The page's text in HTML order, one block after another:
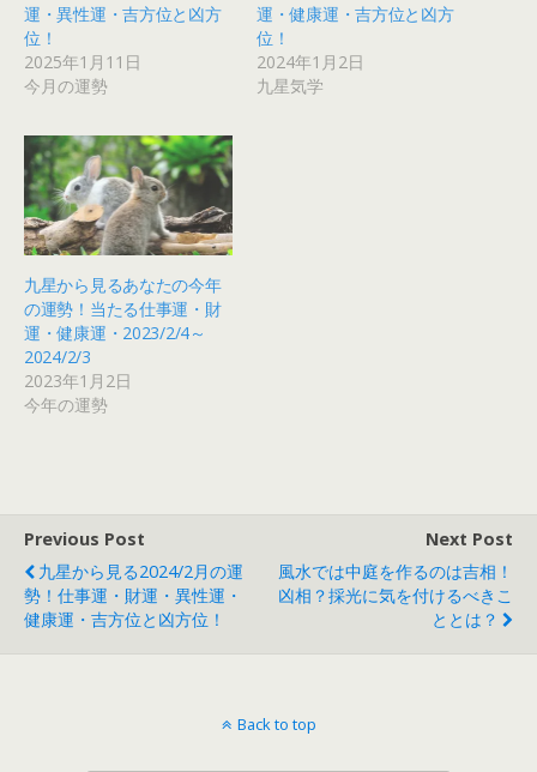
運・異性運・吉方位と凶方
位！
2025年1月11日
今月の運勢
運・健康運・吉方位と凶方
位！
2024年1月2日
九星気学
九星から見るあなたの今年
の運勢！当たる仕事運・財
運・健康運・2023/2/4～
2024/2/3
2023年1月2日
今年の運勢
Previous Post
九星から見る2024/2月の運
勢！仕事運・財運・異性運・
健康運・吉方位と凶方位！
Next Post
風水では中庭を作るのは吉相！
凶相？採光に気を付けるべきこ
ととは？
Back to top